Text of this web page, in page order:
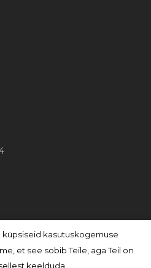
- Registrikood 10645867
kasutuskogemuse
et see sobib Teile, aga Teil on
keelduda.